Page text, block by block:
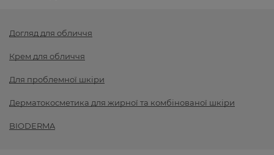
Догляд для обличчя
Крем для обличчя
Для проблемної шкіри
Дерматокосметика для жирної та комбінованої шкіри
BIODERMA